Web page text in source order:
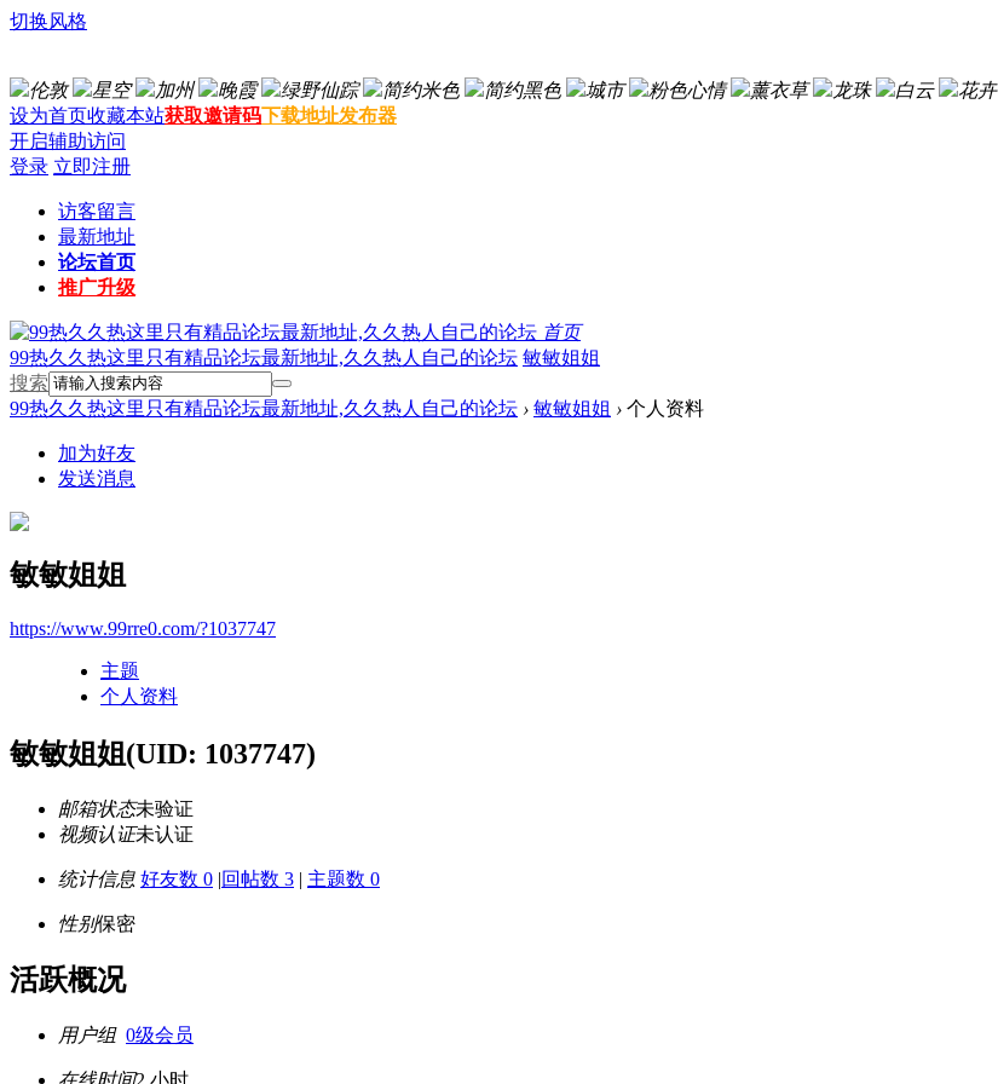
切换风格
伦敦 星空 加州 晚霞 绿野仙踪 简约米色 简约黑色 城市 粉色心情 薰衣草 龙珠 白云 花卉
设为首页收藏本站获取邀请码下载地址发布器
开启辅助访问
登录 立即注册
访客留言
最新地址
论坛首页
推广升级
首页
99热久久热这里只有精品论坛最新地址,久久热人自己的论坛 敏敏姐姐
搜索
99热久久热这里只有精品论坛最新地址,久久热人自己的论坛 › 敏敏姐姐 › 个人资料
加为好友
发送消息
敏敏姐姐
https://www.99rre0.com/?1037747
主题
个人资料
敏敏姐姐 (UID: 1037747)
邮箱状态未验证
视频认证未认证
统计信息 好友数 0 |回帖数 3 | 主题数 0
性别保密
活跃概况
用户组 0级会员